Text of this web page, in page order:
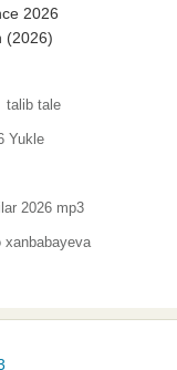
2026
(2026)
talib tale
Yukle
2026 mp3
xanbabayeva